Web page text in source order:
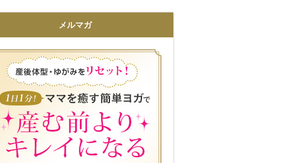
メルマガ